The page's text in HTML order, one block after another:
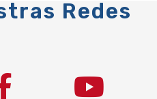
Redes